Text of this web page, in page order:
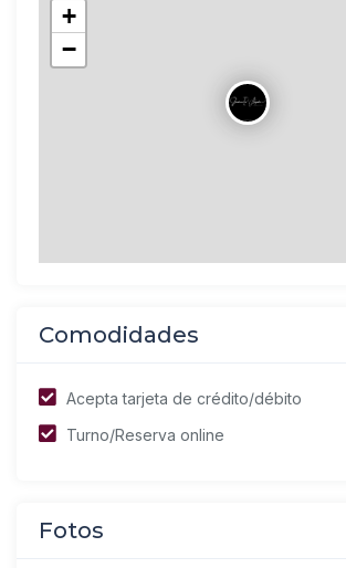
+
−
Comodidades
Acepta tarjeta de crédito/débito
Turno/Reserva online
Fotos